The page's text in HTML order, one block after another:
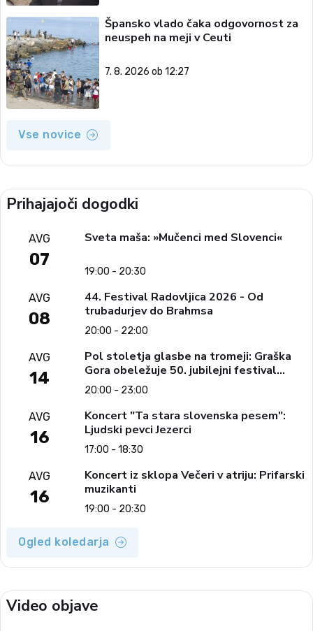
Špansko vlado čaka odgovornost za
neuspeh na meji v Ceuti
7. 8. 2026 ob 12:27
Vse novice
Prihajajoči dogodki
AVG
07
Sveta maša: »Mučenci med Slovenci«
19:00 - 20:30
AVG
08
44. Festival Radovljica 2026 - Od
trubadurjev do Brahmsa
20:00 - 22:00
AVG
14
Pol stoletja glasbe na tromeji: Graška
Gora obeležuje 50. jubilejni festival
narodno-zabavne glasbe
20:00 - 23:00
AVG
16
Koncert "Ta stara slovenska pesem":
Ljudski pevci Jezerci
17:00 - 18:30
AVG
16
Koncert iz sklopa Večeri v atriju: Prifarski
muzikanti
19:00 - 20:30
Ogled koledarja
Video objave